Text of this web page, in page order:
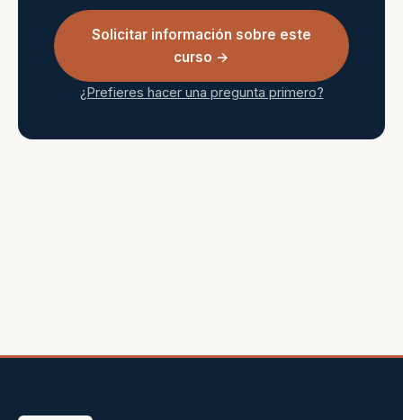
Solicitar información sobre este
curso →
¿Prefieres hacer una pregunta primero?